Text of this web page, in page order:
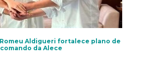
Aldigueri fortalece plano de
da Alece